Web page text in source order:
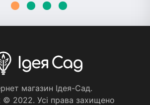
магазин Iдея-Сад.
© 2022. Усi права захищено